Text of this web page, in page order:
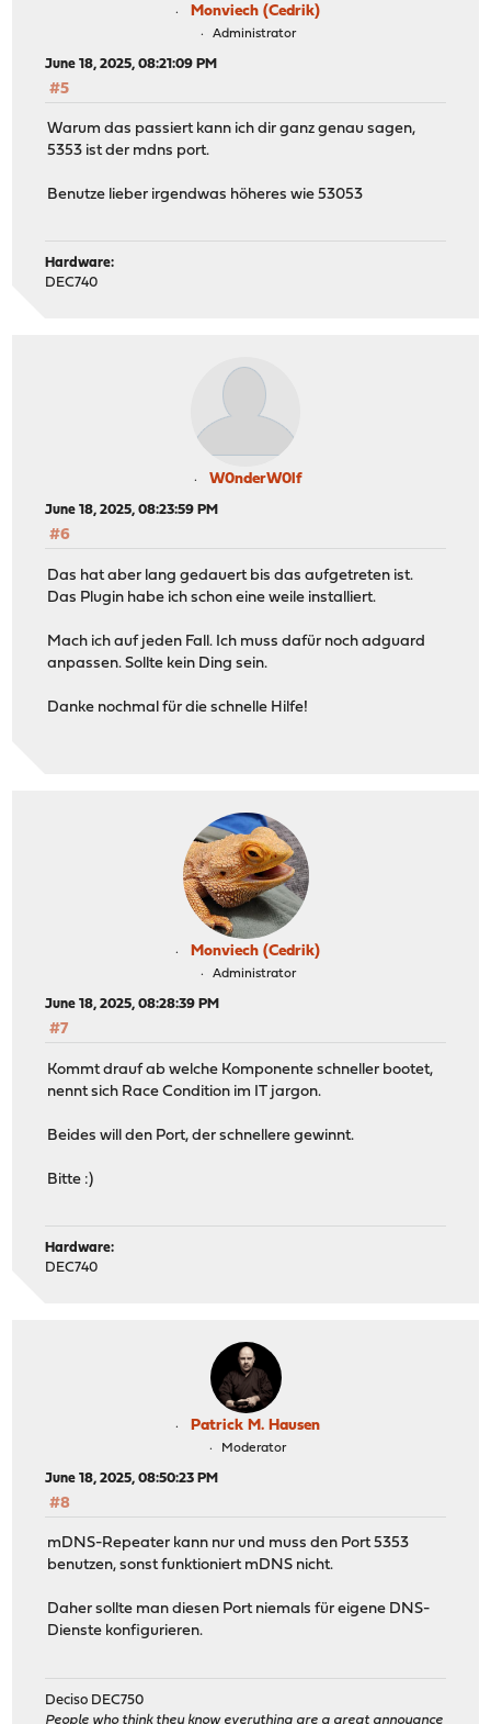
Monviech (Cedrik)
Administrator
June 18, 2025, 08:21:09 PM
#5
Warum das passiert kann ich dir ganz genau sagen,
5353 ist der mdns port.
Benutze lieber irgendwas höheres wie 53053
Hardware:
DEC740
W0nderW0lf
June 18, 2025, 08:23:59 PM
#6
Das hat aber lang gedauert bis das aufgetreten ist.
Das Plugin habe ich schon eine weile installiert.
Mach ich auf jeden Fall. Ich muss dafür noch adguard
anpassen. Sollte kein Ding sein.
Danke nochmal für die schnelle Hilfe!
Monviech (Cedrik)
Administrator
June 18, 2025, 08:28:39 PM
#7
Kommt drauf ab welche Komponente schneller bootet,
nennt sich Race Condition im IT jargon.
Beides will den Port, der schnellere gewinnt.
Bitte :)
Hardware:
DEC740
Patrick M. Hausen
Moderator
June 18, 2025, 08:50:23 PM
#8
mDNS-Repeater kann nur und muss den Port 5353
benutzen, sonst funktioniert mDNS nicht.
Daher sollte man diesen Port niemals für eigene DNS-
Dienste konfigurieren.
Deciso DEC750
People who think they know everything are a great annoyance